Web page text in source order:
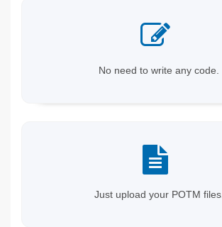
No need to write any code.
Just upload your POTM files.